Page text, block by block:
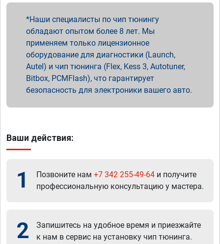
Наши специалисты по чип тюнингу
обладают опытом более 8 лет. Мы
применяем только лицензионное
оборудование для диагностики (Launch,
Autel) и чип тюнинга (Flex, Kess 3, Autotuner,
Bitbox, PCMFlash), что гарантирует
безопасность для электроники вашего авто.
Ваши действия:
1 Позвоните нам +7 342 255-49-64 и получите
профессиональную консультацию у мастера.
2
Запишитесь на удобное время и приезжайте
к нам в сервис на установку чип тюнинга.